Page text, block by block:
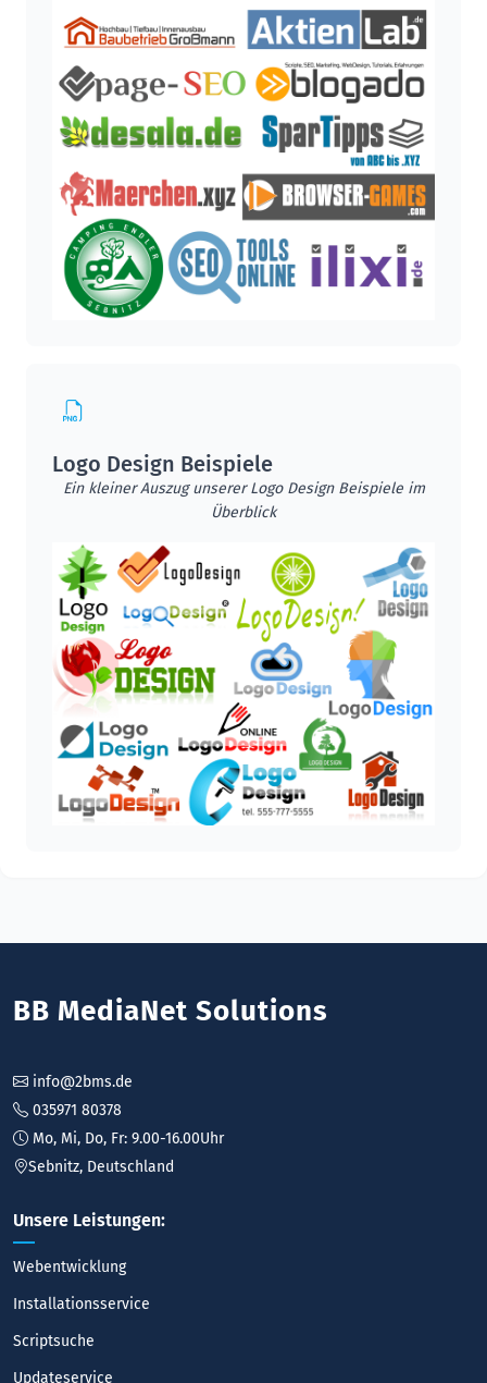
Logo Design Beispiele
Ein kleiner Auszug unserer Logo Design Beispiele im
Überblick
BB MediaNet Solutions
info@2bms.de
035971 80378
Mo, Mi, Do, Fr: 9.00-16.00Uhr
Sebnitz, Deutschland
Unsere Leistungen:
Webentwicklung
Installationsservice
Scriptsuche
Updateservice